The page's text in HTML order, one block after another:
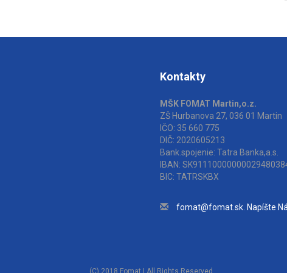
Kontakty
MŠK FOMAT Martin,o.z.
ZŠ Hurbanova 27, 036 01 Martin
IČO: 35 660 775
DIČ: 2020605213
Bank.spojenie: Tatra Banka,a.s.
IBAN:
BIC: TATRSKBX
fomat@fomat.sk. Napíšte